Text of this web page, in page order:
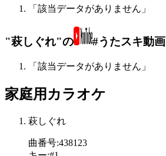
「該当データがありません」
"萩しぐれ"の #うたスキ動画
「該当データがありません」
家庭用カラオケ
萩しぐれ
曲番号:438123